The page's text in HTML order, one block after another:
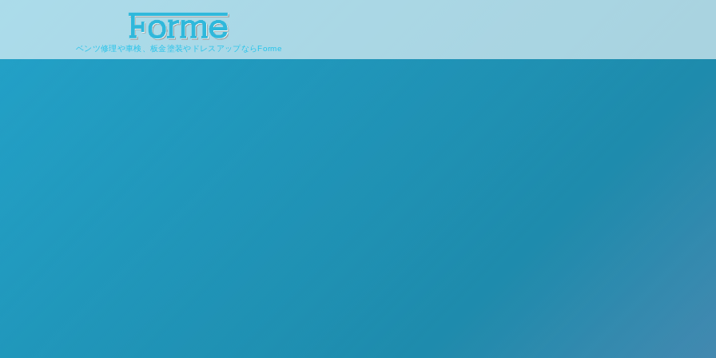
ベンツ修理や車検、板金塗装やドレスアップならForme